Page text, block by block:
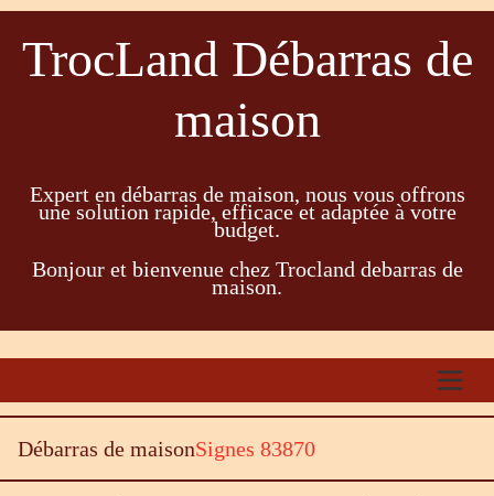
TrocLand Débarras de
maison
Expert en débarras de maison, nous vous offrons
une solution rapide, efficace et adaptée à votre
budget.
Bonjour et bienvenue chez Trocland debarras de
maison.
Débarras de maisonSignes 83870